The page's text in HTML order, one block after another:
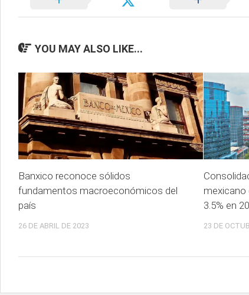
YOU MAY ALSO LIKE...
Banxico reconoce sólidos
fundamentos macroeconómicos del
país
26 DE ABRIL DE 2023
mexicano
3.5% en
23 DE